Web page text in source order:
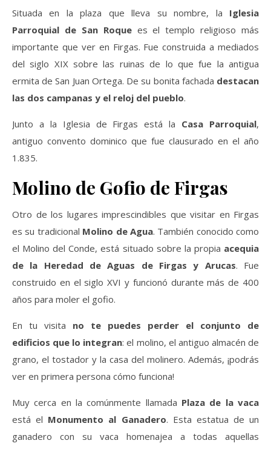
Situada en la plaza que lleva su nombre, la Iglesia
Parroquial de San Roquees el templo religioso más
importante que ver en Firgas. Fue construida a mediados
del siglo XIX sobre las ruinas de lo que fue la antigua
ermita de San Juan Ortega. De su bonita fachada destacan
las dos campanas y el reloj del pueblo.
Junto a la Iglesia de Firgas está la Casa Parroquial,
antiguo convento dominico que fue clausurado en el año
1.835.
Molino de Gofio de Firgas
Otro de los lugares imprescindibles que visitar en Firgas
es su tradicional Molino de Agua. También conocido como
el Molino del Conde, está situado sobre la propia acequia
de la Heredad de Aguas de Firgas y Arucas. Fue
construido en el siglo XVI y funcionó durante más de 400
años para moler el gofio.
En tu visita no te puedes perder el conjunto de
edificios que lo integran: el molino, el antiguo almacén de
grano, el tostador y la casa del molinero. Además, ¡podrás
ver en primera persona cómo funciona!
Muy cerca en la comúnmente llamada Plaza de la vaca
está el Monumento al Ganadero. Esta estatua de un
ganadero con su vaca homenajea a todas aquellas